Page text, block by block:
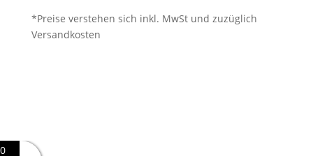
*Preise verstehen sich inkl. MwSt und zuzüglich
Versandkosten
0